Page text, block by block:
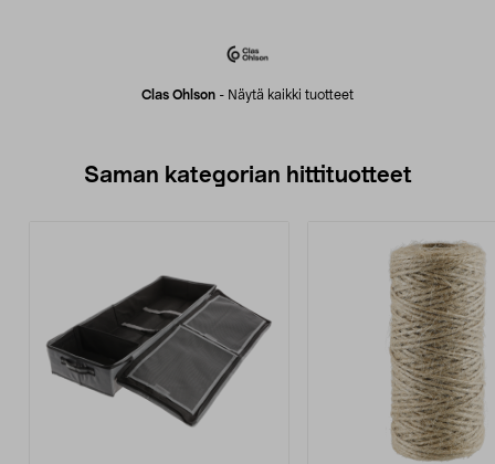
Clas Ohlson - Näytä kaikki tuotteet
Saman kategorian hittituotteet